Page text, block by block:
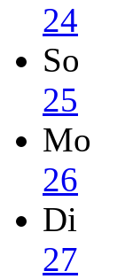
24
So
25
Mo
26
Di
27